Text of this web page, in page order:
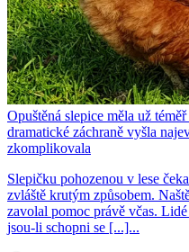
Opuštěná slepice měla už
dramatické záchraně vyšla
zkomplikovala
Slepičku pohozenou v lese
zvláště krutým způsobem.
zavolal pomoc právě včas.
jsou-li schopni se [...]...